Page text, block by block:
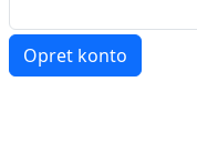
Opret konto